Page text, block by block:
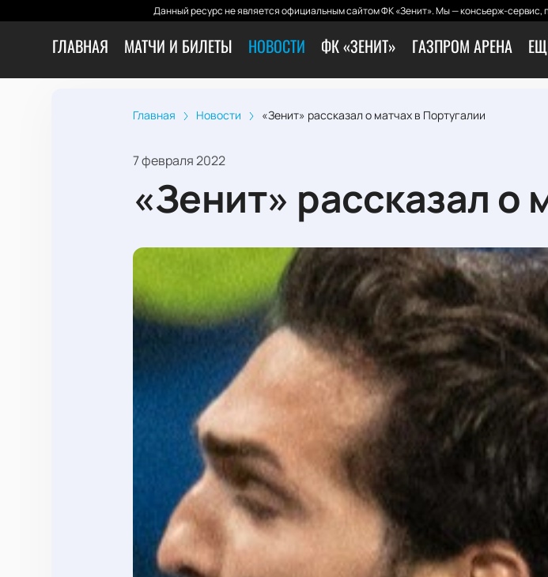
Данный ресурс не является официальным сайтом ФК «Зенит». Мы — консьерж-
ГЛАВНАЯ МАТЧИ И БИЛЕТЫ НОВОСТИ ФК «ЗЕНИТ» ГАЗПРОМ АРЕНА
Главная Новости «Зенит» рассказал о матчах в Португалии
7 февраля 2022
«Зенит» рассказал о